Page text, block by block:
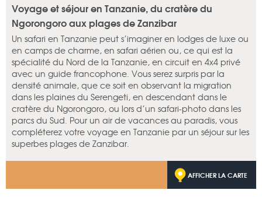
Voyage et séjour en Tanzanie, du cratère du
Ngorongoro aux plages de Zanzibar
Un safari en Tanzanie peut s’imaginer en lodges de luxe ou
en camps de charme, en safari aérien ou, ce qui est la
spécialité du Nord de la Tanzanie, en circuit en 4x4 privé
avec un guide francophone. Vous serez surpris par la
densité animale, que ce soit en observant la migration
dans les plaines du Serengeti, en descendant dans le
cratère du Ngorongoro, ou lors d’un safari-photo dans les
parcs du Sud. Pour un air de vacances au paradis, vous
compléterez votre voyage en Tanzanie par un séjour sur les
superbes plages de Zanzibar.
AFFICHER LA CARTE